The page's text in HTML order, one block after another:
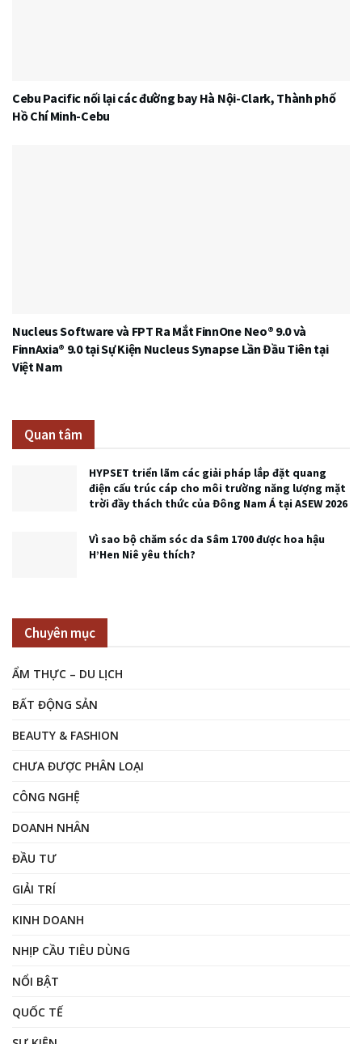
Cebu Pacific nối lại các đường bay Hà Nội-Clark, Thành phố
Hồ Chí Minh-Cebu
Nucleus Software và FPT Ra Mắt FinnOne Neo® 9.0 và
FinnAxia® 9.0 tại Sự Kiện Nucleus Synapse Lần Đầu Tiên tại
Việt Nam
Quan tâm
HYPSET triển lãm các giải pháp lắp đặt quang
điện cấu trúc cáp cho môi trường năng lượng mặt
trời đầy thách thức của Đông Nam Á tại ASEW 2026
Vì sao bộ chăm sóc da Sâm 1700 được hoa hậu
H’Hen Niê yêu thích?
Chuyên mục
ẨM THỰC – DU LỊCH
BẤT ĐỘNG SẢN
BEAUTY & FASHION
CHƯA ĐƯỢC PHÂN LOẠI
CÔNG NGHỆ
DOANH NHÂN
ĐẦU TƯ
GIẢI TRÍ
KINH DOANH
NHỊP CẦU TIÊU DÙNG
NỔI BẬT
QUỐC TẾ